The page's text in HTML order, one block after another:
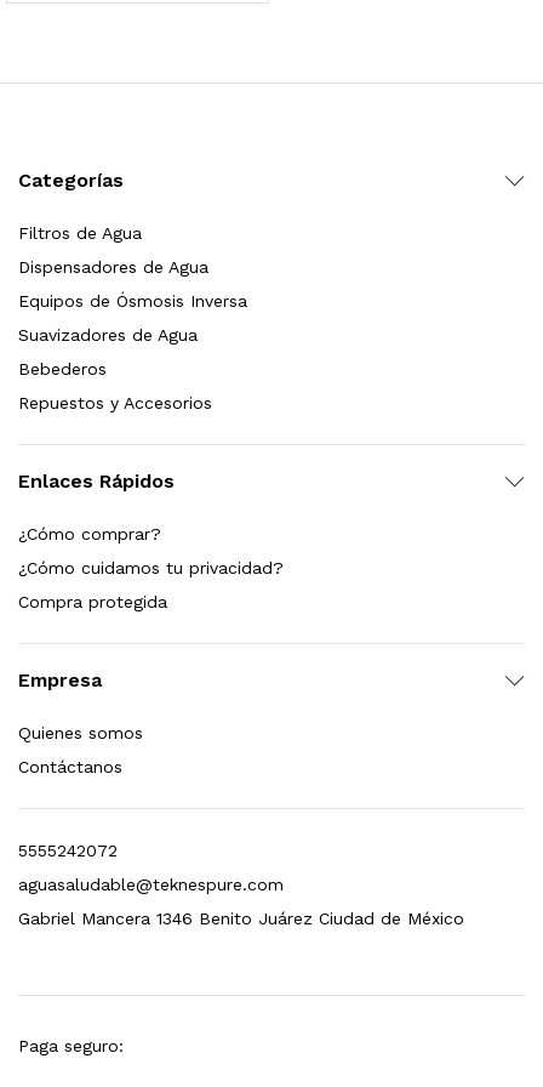
Categorías
Filtros de Agua
Dispensadores de Agua
Equipos de Ósmosis Inversa
Suavizadores de Agua
Bebederos
Repuestos y Accesorios
Enlaces Rápidos
¿Cómo comprar?
¿Cómo cuidamos tu privacidad?
Compra protegida
Empresa
Quienes somos
Contáctanos
5555242072
aguasaludable@teknespure.com
Gabriel Mancera 1346 Benito Juárez Ciudad de México
Paga seguro:
Esterilizador UV 25 Watts 4 Pines
Cafetera (Cartucho de Repuesto)
2,899.00
al carrito
SS304 Natural Cepillado | Agua Purificada
699.00
L/h, con filtración Welltek WT-WFS600-4S